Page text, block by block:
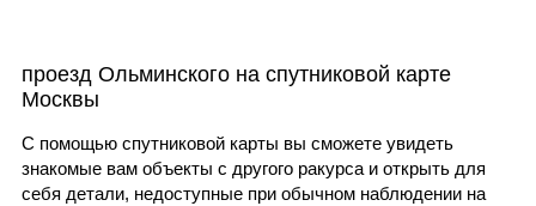
проезд Ольминского на спутниковой карте
Москвы
С помощью спутниковой карты вы сможете увидеть
знакомые вам объекты с другого ракурса и открыть для
себя детали, недоступные при обычном наблюдении на